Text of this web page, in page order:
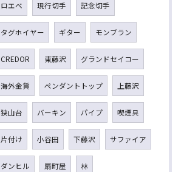
ロエベ 現行切手 記念切手
タグホイヤー ギター モンブラン
CREDOR 東藤沢 グランドセイコー
海外金貨 ペンダントトップ 上藤沢
狭山台 バーキン パイプ 喫煙具
片付け 小谷田 下藤沢 サファイア
ダンヒル 扇町屋 林